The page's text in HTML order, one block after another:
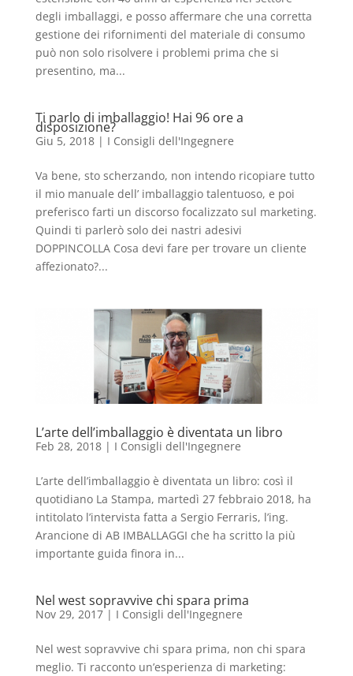
degli imballaggi, e posso affermare che una corretta
gestione dei rifornimenti del materiale di consumo
può non solo risolvere i problemi prima che si
presentino, ma...
Ti parlo di imballaggio! Hai 96 ore a
disposizione?
Giu 5, 2018| I Consigli dell'Ingegnere
Va bene, sto scherzando, non intendo ricopiare tutto
il mio manuale dell’ imballaggio talentuoso, e poi
preferisco farti un discorso focalizzato sul marketing.
Quindi ti parlerò solo dei nastri adesivi
DOPPINCOLLA Cosa devi fare per trovare un cliente
affezionato?...
L’arte dell’imballaggio è diventata un libro
Feb 28, 2018| I Consigli dell'Ingegnere
L’arte dell’imballaggio è diventata un libro: così il
quotidiano La Stampa, martedì 27 febbraio 2018, ha
intitolato l’intervista fatta a Sergio Ferraris, l’ing.
Arancione di AB IMBALLAGGI che ha scritto la più
importante guida finora in...
Nel west sopravvive chi spara prima
Nov 29, 2017| I Consigli dell'Ingegnere
Nel west sopravvive chi spara prima, non chi spara
meglio. Ti racconto un’esperienza di marketing: